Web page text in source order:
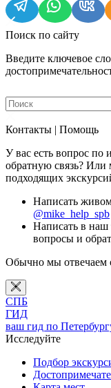
Поиск по сайту
Введите ключевое
Контакты | Помощь
У вас есть вопрос по
обратную связь?
подходящих
Написать
@mike_help_spb
Написать в наш
вопросы и
Обычно мы
СПБ
ГИД
ваш гид по
Исследуйте
Подбор